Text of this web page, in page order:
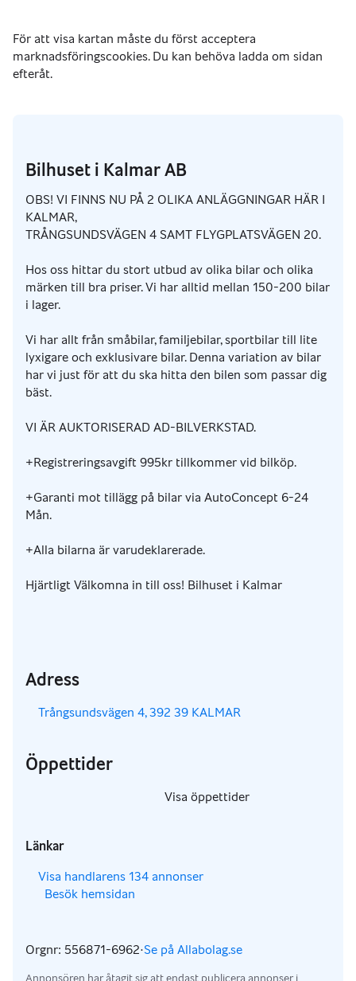
Bilhuset i Kalmar AB
OBS! VI FINNS NU PÅ 2 OLIKA ANLÄGGNINGAR HÄR I
KALMAR,
TRÅNGSUNDSVÄGEN 4 SAMT FLYGPLATSVÄGEN 20.
Hos oss hittar du stort utbud av olika bilar och olika
märken till bra priser. Vi har alltid mellan 150-200 bilar
i lager.
Vi har allt från småbilar, familjebilar, sportbilar till lite
lyxigare och exklusivare bilar. Denna variation av bilar
har vi just för att du ska hitta den bilen som passar dig
bäst.
VI ÄR AUKTORISERAD AD-BILVERKSTAD.
+Registreringsavgift 995kr tillkommer vid bilköp.
+Garanti mot tillägg på bilar via AutoConcept 6-24
Mån.
+Alla bilarna är varudeklarerade.
Hjärtligt Välkomna in till oss! Bilhuset i Kalmar
Adress
Trångsundsvägen 4, 392 39 KALMAR
Öppettider
Visa öppettider
Länkar
Visa handlarens 134 annonser
Besök hemsidan
Orgnr: 556871-6962·Se på Allabolag.se
,
Annonsören har åtagit sig att endast publicera annonser i